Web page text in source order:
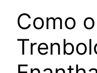
Como o